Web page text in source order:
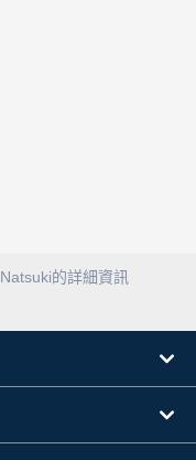
Natsuki的詳細資訊